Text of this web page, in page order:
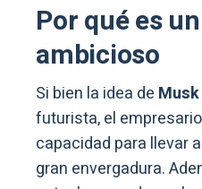
Por qué es
ambicioso
Si bien la idea de Musk
futurista, el
capacidad para llevar
gran envergadura.